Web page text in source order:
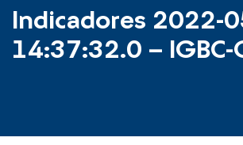
Indicadores 2022-
14:37:32.0 – IGBC-